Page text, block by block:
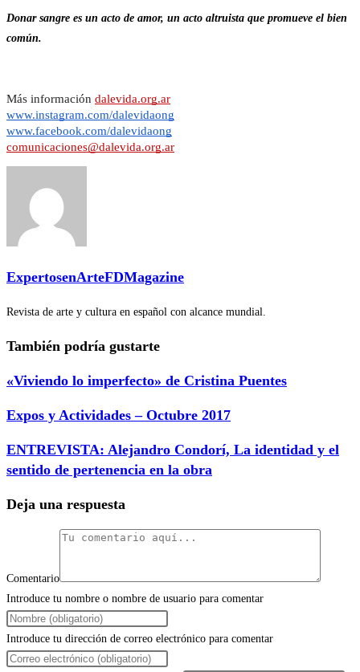
Donar sangre es un acto de amor, un acto altruista que promueve el bien
común.
Más información dalevida.org.ar
www.instagram.com/dalevidaong
www.facebook.com/dalevidaong
comunicaciones@dalevida.org.ar
ExpertosenArteFDMagazine
Revista de arte y cultura en español con alcance mundial.
También podría gustarte
«Viviendo lo imperfecto» de Cristina Puentes
Expos y Actividades – Octubre 2017
ENTREVISTA: Alejandro Condorí, La identidad y el
sentido de pertenencia en la obra
Deja una respuesta
Comentario
Introduce tu nombre o nombre de usuario para comentar
Introduce tu dirección de correo electrónico para comentar